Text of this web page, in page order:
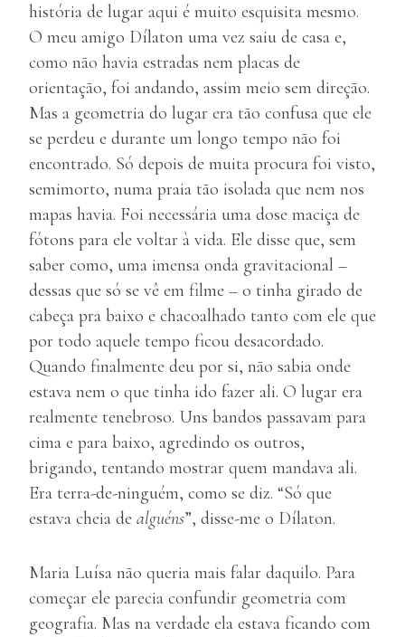
história de lugar aqui é muito esquisita mesmo.
O meu amigo Dílaton uma vez saiu de casa e,
como não havia estradas nem placas de
orientação, foi andando, assim meio sem direção.
Mas a geometria do lugar era tão confusa que ele
se perdeu e durante um longo tempo não foi
encontrado. Só depois de muita procura foi visto,
semimorto, numa praia tão isolada que nem nos
mapas havia. Foi necessária uma dose maciça de
fótons para ele voltar à vida. Ele disse que, sem
saber como, uma imensa onda gravitacional –
dessas que só se vê em filme – o tinha girado de
cabeça pra baixo e chacoalhado tanto com ele que
por todo aquele tempo ficou desacordado.
Quando finalmente deu por si, não sabia onde
estava nem o que tinha ido fazer ali. O lugar era
realmente tenebroso. Uns bandos passavam para
cima e para baixo, agredindo os outros,
brigando, tentando mostrar quem mandava ali.
Era terra-de-ninguém, como se diz. “Só que
estava cheia de alguéns”, disse-me o Dílaton.
Maria Luísa não queria mais falar daquilo. Para
começar ele parecia confundir geometria com
geografia. Mas na verdade ela estava ficando com